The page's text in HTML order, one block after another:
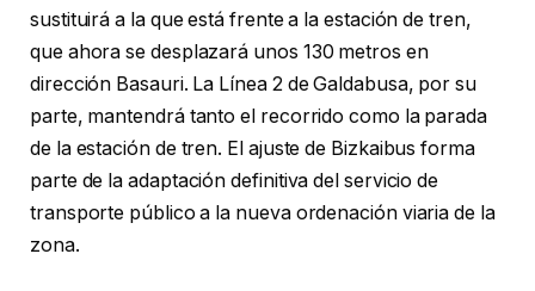
sustituirá a la que está frente a la estación de tren,
que ahora se desplazará unos 130 metros en
dirección Basauri. La Línea 2 de Galdabusa, por su
parte, mantendrá tanto el recorrido como la parada
de la estación de tren. El ajuste de Bizkaibus forma
parte de la adaptación definitiva del servicio de
transporte público a la nueva ordenación viaria de la
zona.